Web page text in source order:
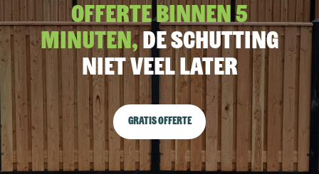
Offerte binnen 5
minuten,De schutting
niet veel later
Gratis offerte